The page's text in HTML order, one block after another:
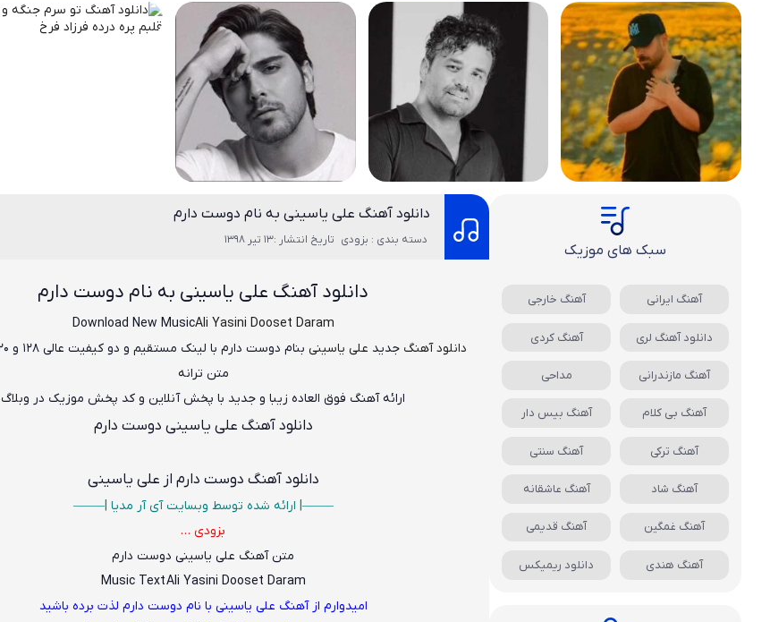
دانلود آهنگ علی یاسینی به نام دوست دارم
دسته بندی : بزودی تاریخ انتشار :13 تیر 1398
دانلود آهنگ علی یاسینی به نام دوست دارم
Download New MusicAli Yasini Dooset Daram
دانلودآهنگ جدید علی یاسینیبنامدوست دارم
متن ترانه
ارائه آهنگ فوق العاده زیبا و جدید با پخش آنلاین و کد پخش موزیک در وبلاگ
دانلود آهنگ علی یاسینی دوست دارم
دانلود آهنگ دوست دارم از علی یاسینی
——–| ارائه شده توسط وبسایت آی آر مدیا |—–—
بزودی …
متن آهنگ علی یاسینی دوست دارم
Music Text Ali Yasini Dooset Daram
امیدوارم از آهنگ علی یاسینی با نام دوست دارم لذت برده باشید
سبک های موزیک
آهنگ ایرانی آهنگ خارجی
دانلود آهنگ لری آهنگ کردی
آهنگ مازندرانی مداحی
آهنگ بی کلام آهنگ بیس دار
آهنگ ترکی آهنگ سنتی
آهنگ شاد آهنگ عاشقانه
آهنگ غمگین آهنگ قدیمی
آهنگ هندی دانلود ریمیکس